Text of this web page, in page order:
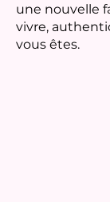
une nouvelle
vivre,
vous êtes.